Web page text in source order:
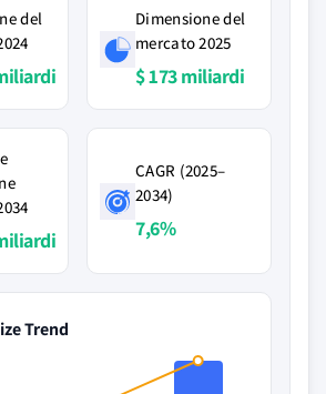
del
Dimensione del
mercato 2025
$ 173 miliardi
CAGR (2025–
2034)
7,6%
Trend